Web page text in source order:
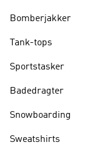
Bomberjakker
Tank-tops
Sportstasker
Badedragter
Snowboarding
Sweatshirts